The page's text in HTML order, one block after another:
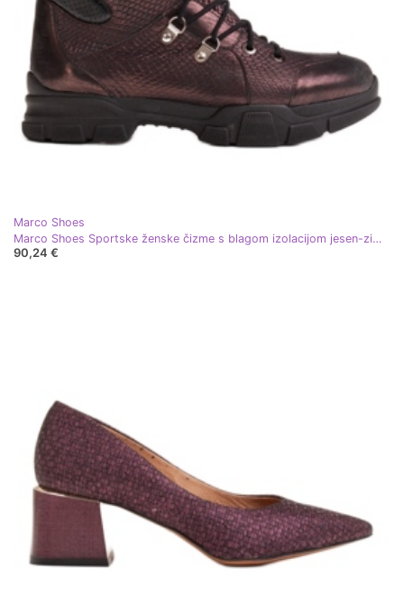
Marco Shoes
Marco Shoes Sportske ženske čizme s blagom izolacijom jesen-zima ljubičasta
90,24 €